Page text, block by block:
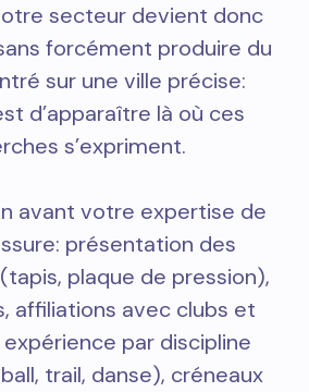
secteur devient donc
forcément produire du
sur une ville précise:
d’apparaître là où ces
s’expriment.
avant votre expertise de
présentation des
plaque de pression),
affiliations avec clubs et
par discipline
trail, danse), créneaux